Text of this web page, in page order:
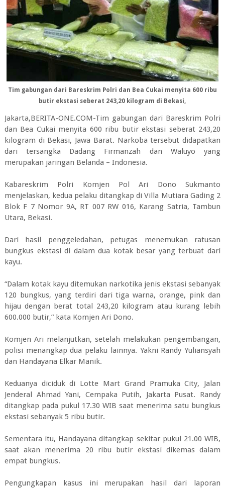
Tim gabungan dari Bareskrim Polri dan Bea Cukai menyita 600 ribu
butir ekstasi seberat 243,20 kilogram di Bekasi,
Jakarta,BERITA-ONE.COM-Tim gabungan dari Bareskrim Polri
dan Bea Cukai menyita 600 ribu butir ekstasi seberat 243,20
kilogram di Bekasi, Jawa Barat. Narkoba tersebut didapatkan
dari tersangka Dadang Firmanzah dan Waluyo yang
merupakan jaringan Belanda – Indonesia.
Kabareskrim Polri Komjen Pol Ari Dono Sukmanto
menjelaskan, kedua pelaku ditangkap di Villa Mutiara Gading 2
Blok F 7 Nomor 9A, RT 007 RW 016, Karang Satria, Tambun
Utara, Bekasi.
Dari hasil penggeledahan, petugas menemukan ratusan
bungkus ekstasi di dalam dua kotak besar yang terbuat dari
kayu.
“Dalam kotak kayu ditemukan narkotika jenis ekstasi sebanyak
120 bungkus, yang terdiri dari tiga warna, orange, pink dan
hijau dengan berat total 243,20 kilogram atau kurang lebih
600.000 butir,” kata Komjen Ari Dono.
Komjen Ari melanjutkan, setelah melakukan pengembangan,
polisi menangkap dua pelaku lainnya. Yakni Randy Yuliansyah
dan Handayana Elkar Manik.
Keduanya diciduk di Lotte Mart Grand Pramuka City, Jalan
Jenderal Ahmad Yani, Cempaka Putih, Jakarta Pusat. Randy
ditangkap pada pukul 17.30 WIB saat menerima satu bungkus
ekstasi sebanyak 5 ribu butir.
Sementara itu, Handayana ditangkap sekitar pukul 21.00 WIB,
saat akan menerima 20 ribu butir ekstasi dikemas dalam
empat bungkus.
Pengungkapan kasus ini merupakan hasil dari laporan